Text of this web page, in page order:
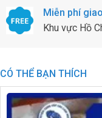
Miễn phí
Khu vực Hồ
CÓ THỂ BẠN THÍCH